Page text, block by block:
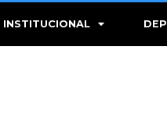
INSTITUCIONAL